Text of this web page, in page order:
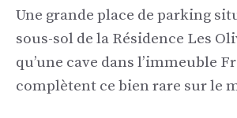
Une grande place de parking
sous-sol de la Résidence Les
qu’une cave dans l’immeuble
complètent ce bien rare sur le